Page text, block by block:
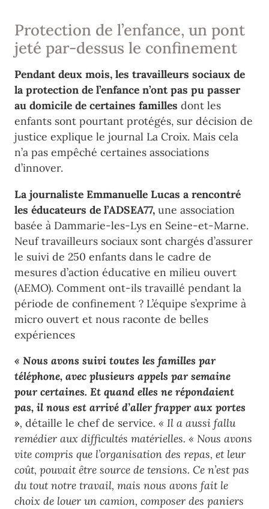
Protection de l’enfance, un pont
jeté par-dessus le confinement
Pendant deux mois, les travailleurs sociaux de
la protection de l’enfance n’ont pas pu passer
au domicile de certaines familles dont les
enfants sont pourtant protégés, sur décision de
justice explique le journal La Croix. Mais cela
n’a pas empêché certaines associations
d’innover.
La journaliste Emmanuelle Lucas a rencontré
les éducateurs de l’ADSEA77, une association
basée à Dammarie-les-Lys en Seine-et-Marne.
Neuf travailleurs sociaux sont chargés d’assurer
le suivi de 250 enfants dans le cadre de
mesures d’action éducative en milieu ouvert
(AEMO). Comment ont-ils travaillé pendant la
période de confinement ? L’équipe s’exprime à
micro ouvert et nous raconte de belles
expériences
« Nous avons suivi toutes les familles par
téléphone, avec plusieurs appels par semaine
pour certaines. Et quand elles ne répondaient
pas, il nous est arrivé d’aller frapper aux portes
», détaille le chef de service. « Il a aussi fallu
remédier aux difficultés matérielles. « Nous avons
vite compris que l’organisation des repas, et leur
coût, pouvait être source de tensions. Ce n’est pas
du tout notre travail, mais nous avons fait le
choix de louer un camion, composer des paniers